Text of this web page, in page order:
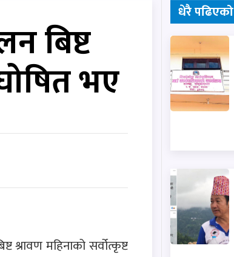
बिष्ट
भए
श्रावण महिनाको सर्वोत्कृष्ट
धेरै पढिएको